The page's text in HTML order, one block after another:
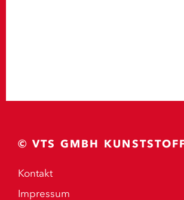
© VTS GMBH
Kontakt
Impressum